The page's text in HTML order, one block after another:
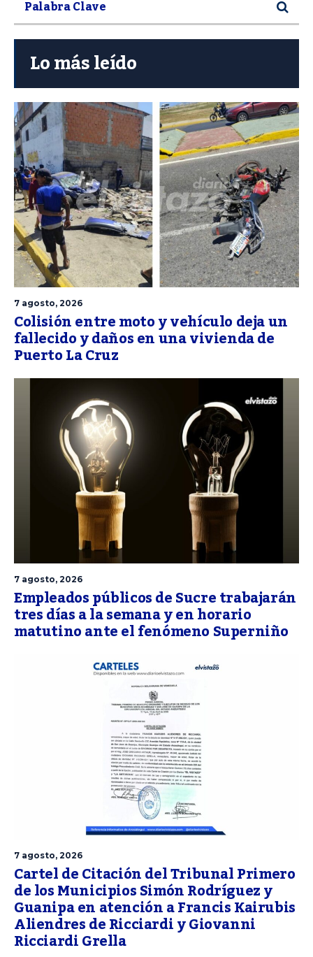
Lo más leído
7 agosto, 2026
Colisión entre moto y vehículo deja un
fallecido y daños en una vivienda de
Puerto La Cruz
7 agosto, 2026
Empleados públicos de Sucre trabajarán
tres días a la semana y en horario
matutino ante el fenómeno Superniño
7 agosto, 2026
Cartel de Citación del Tribunal Primero
de los Municipios Simón Rodríguez y
Guanipa en atención a Francis Kairubis
Aliendres de Ricciardi y Giovanni
Ricciardi Grella